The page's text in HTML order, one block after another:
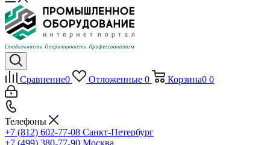
Сравнение0 Отложенные 0 Корзина0 0
Телефоны
+7 (812) 602-77-08 Санкт-Петербург
+7 (499) 380-77-90 Москва